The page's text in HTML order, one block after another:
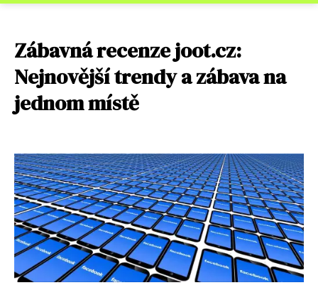
Zábavná recenze joot.cz:
Nejnovější trendy a zábava na
jednom místě